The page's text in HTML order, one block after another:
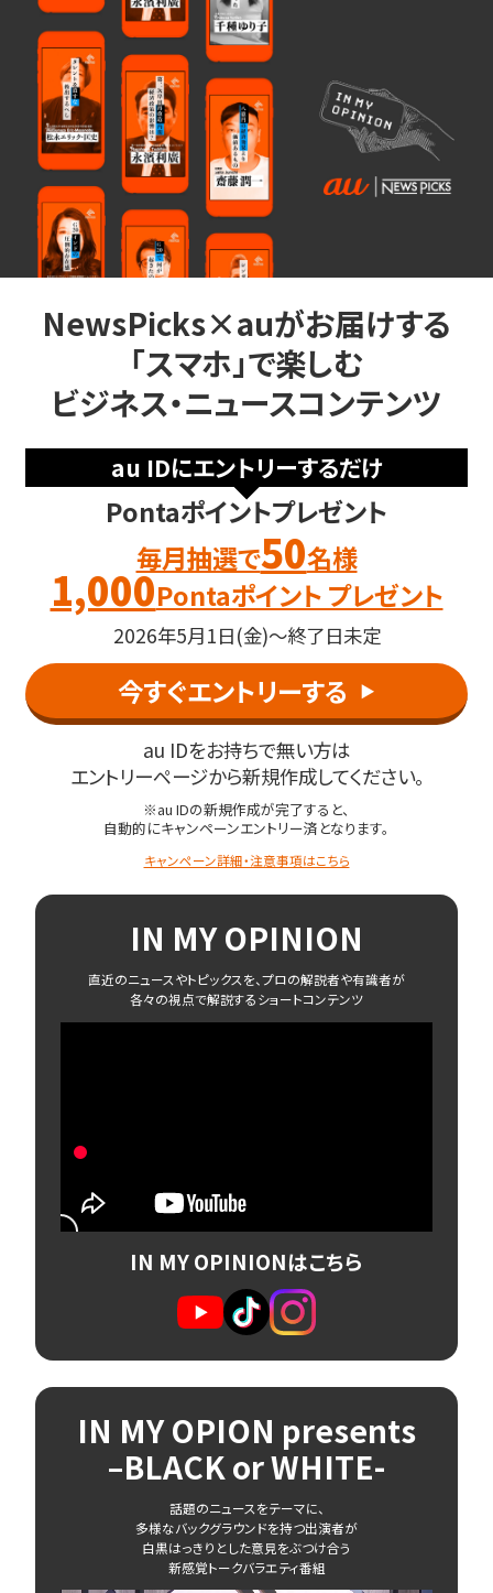
NewsPicks×auがお届けする
「スマホ」で楽しむ
ビジネス・ニュースコンテンツ
au IDにエントリーするだけ
Pontaポイントプレゼント
毎月抽選で50名様
1,000Pontaポイント プレゼント
2026年5月1日(金)～終了日未定
今すぐエントリーする ▶︎
au IDをお持ちで無い方は
エントリーページから新規作成してください。
※au IDの新規作成が完了すると、
自動的にキャンペーンエントリー済となります。
キャンペーン詳細・注意事項はこちら
IN MY OPINION
直近のニュースやトピックスを、プロの解説者や有識者が
各々の視点で解説するショートコンテンツ
IN MY OPINIONはこちら
IN MY OPION presents
–BLACK or WHITE-
話題のニュースをテーマに、
多様なバックグラウンドを持つ出演者が
白黒はっきりとした意見をぶつけ合う
新感覚トークバラエティ番組